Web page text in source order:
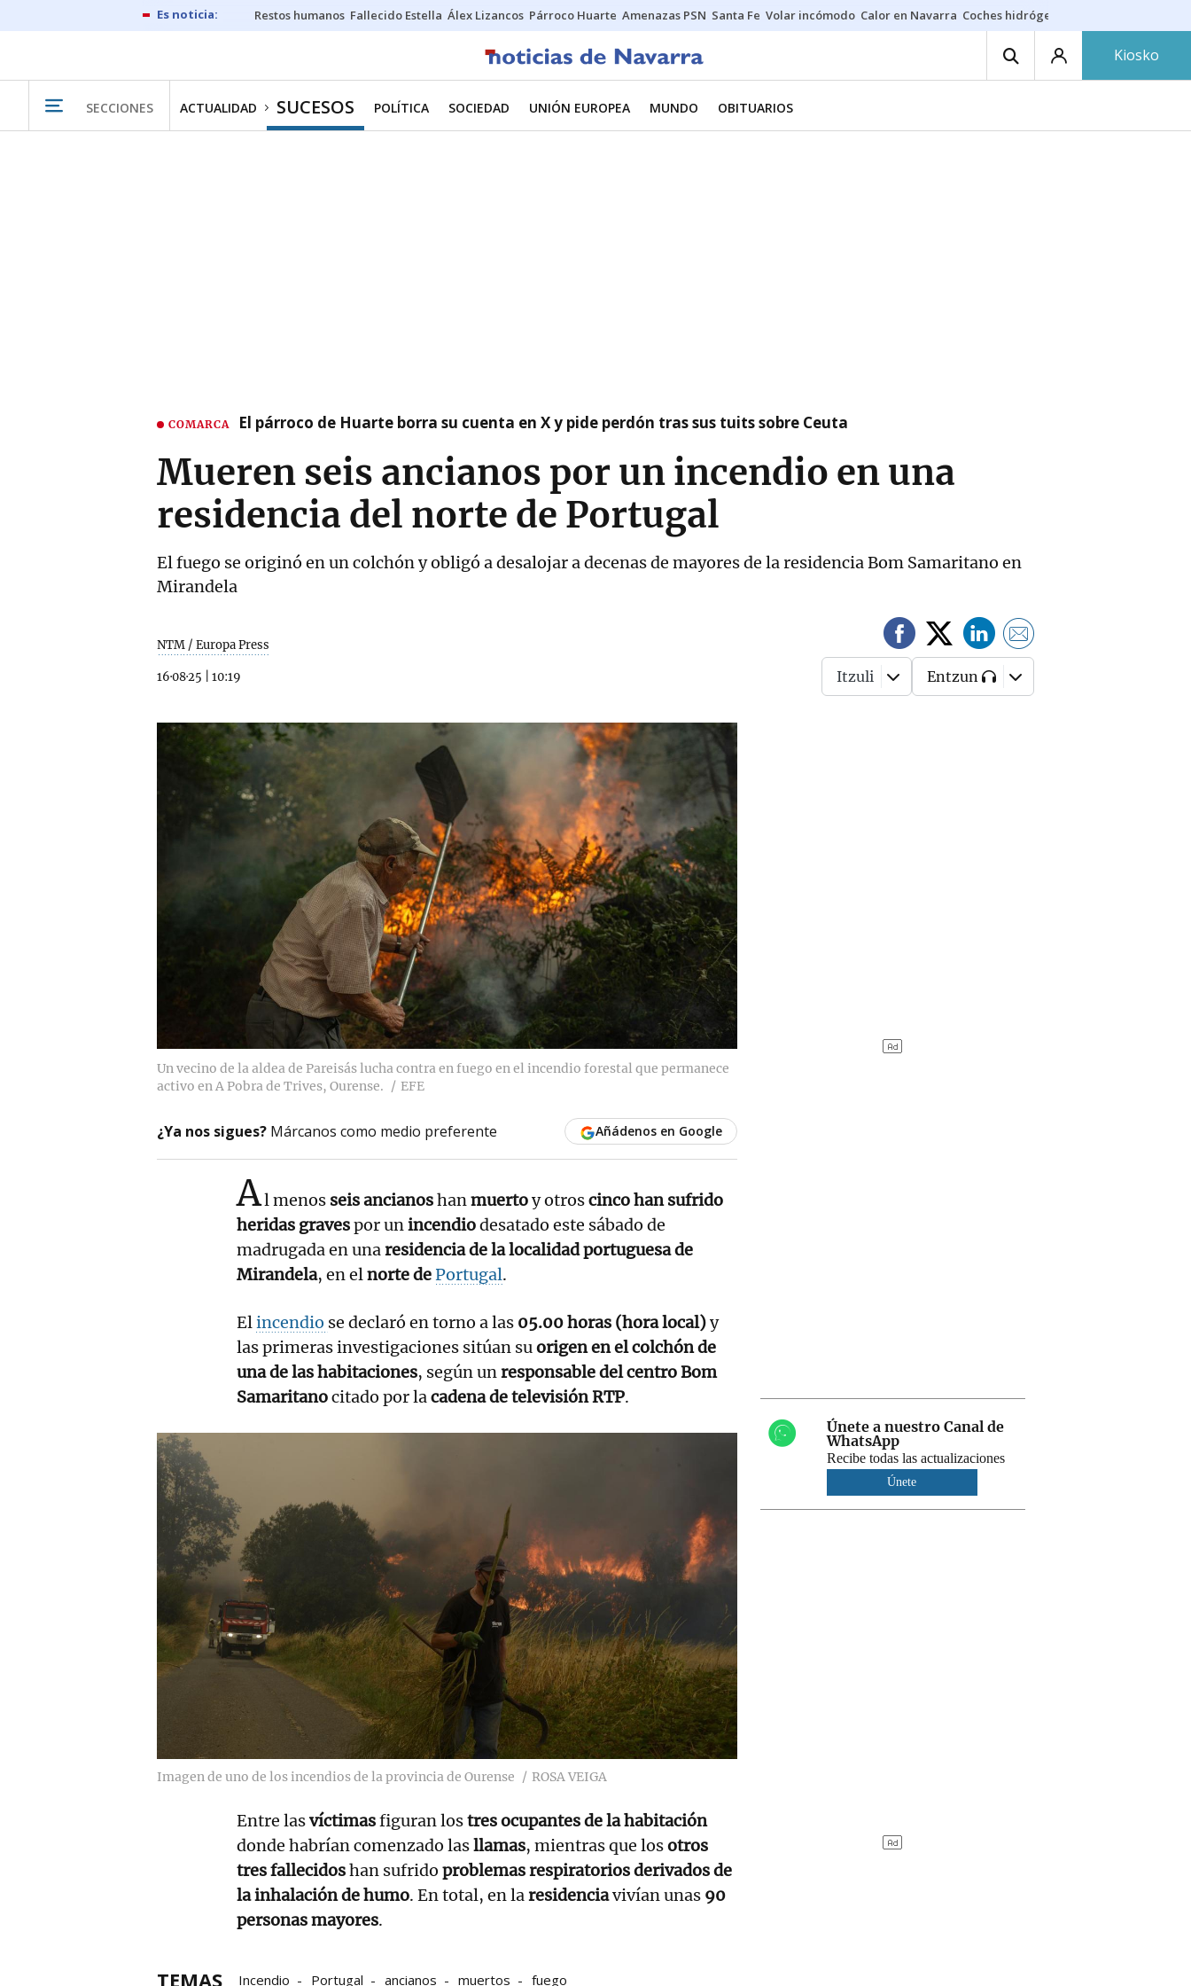
Restos humanos Fallecido Estella Álex Lizancos Párroco Huarte Amenazas PSN Santa Fe Volar incómodo Calor en Navarra Coches hidrógeno
Kiosko
SECCIONES ACTUALIDAD SUCESOS POLÍTICA SOCIEDAD UNIÓN EUROPEA MUNDO OBITUARIOS
COMARCA El párroco de Huarte borra su cuenta en X y pide perdón tras sus tuits sobre Ceuta
Mueren seis ancianos por un incendio en una
residencia del norte de Portugal
El fuego se originó en un colchón y obligó a desalojar a decenas de mayores de la residencia Bom Samaritano en
Mirandela
NTM / Europa Press
16·08·25 10:19 Itzuli Entzun
Un vecino de la aldea de Pareisás lucha contra en fuego en el incendio forestal que permanece
activo en A Pobra de Trives, Ourense.
EFE
¿Ya nos sigues? Márcanos como medio preferente Añádenos en Google
Al menos seis ancianoshanmuertoy otroscinco han sufrido
heridas gravespor unincendiodesatado este sábado de
madrugada en unaresidencia de la localidad portuguesa de
Mirandela, en elnorte dePortugal.
Elincendio se declaró en torno a las 05.00 horas (hora local)y
las primeras investigaciones sitúan suorigen en el colchón de
una de las habitaciones, según unresponsable del centro Bom
Samaritanocitado por lacadena de televisión RTP.
Imagen de uno de los incendios de la provincia de Ourense ROSA VEIGA
Entre lasvíctimasfiguran lostres ocupantes de la habitación
donde habrían comenzado lasllamas, mientras que losotros
tres fallecidoshan sufrido problemas respiratorios derivados de
la inhalación de humo. En total, en laresidenciavivían unas 90
personas mayores.
TEMAS Incendio Portugal ancianos muertos fuego
Únete a nuestro Canal de
WhatsApp
Recibe todas las actualizaciones
Únete